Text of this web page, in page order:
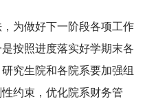
为做好下一阶段各项工作
按照进度落实好学期末各
究生院和各院系要加强组
约束，优化院系财务管